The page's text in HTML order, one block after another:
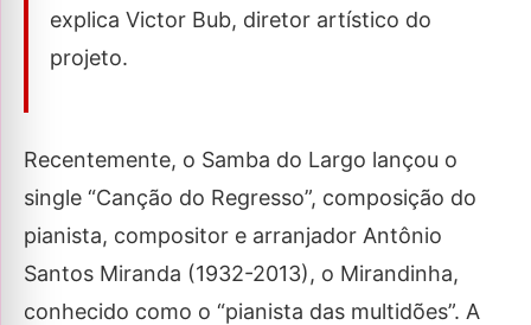
explica Victor Bub, diretor artístico do
projeto.
Recentemente, o Samba do Largo lançou o
single “Canção do Regresso”, composição do
pianista, compositor e arranjador Antônio
Santos Miranda (1932-2013), o Mirandinha,
conhecido como o “pianista das multidões”. A